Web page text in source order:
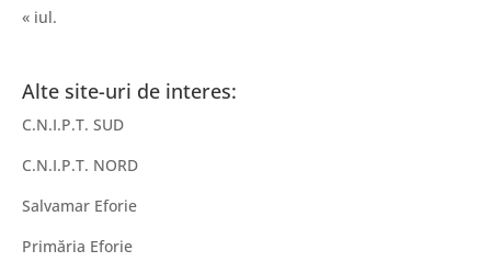
« iul.
Alte site-uri de interes:
C.N.I.P.T. SUD
C.N.I.P.T. NORD
Salvamar Eforie
Primăria Eforie